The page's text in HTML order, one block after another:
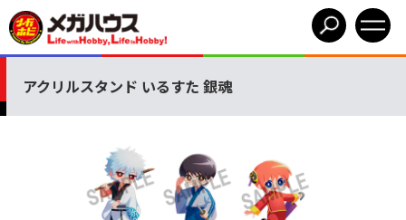
アクリルスタンド いるすた 銀魂